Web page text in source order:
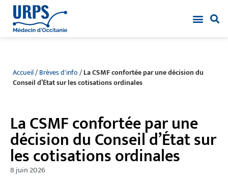
Accueil/Brèves d'info/La CSMF confortée par une décision du
Conseil d’État sur les cotisations ordinales
La CSMF confortée par une
décision du Conseil d’État sur
les cotisations ordinales
8 juin 2026